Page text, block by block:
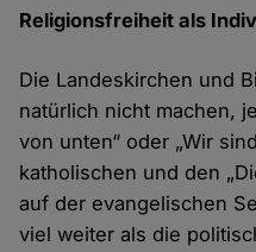
Religionsfreiheit als
Die Landeskirchen und
natürlich nicht machen,
von unten“ oder „Wir
katholischen und den
auf der evangelischen
viel weiter als die